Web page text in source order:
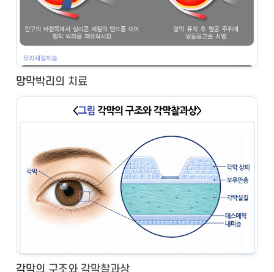
망막박리의 치료
각막의 구조와 각막찰과상